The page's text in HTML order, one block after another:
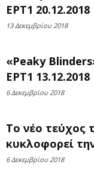
ΕΡΤ1 20.12.2018
13 Δεκεμβρίου 2018
«Peaky
ΕΡΤ1 13.12.2018
6 Δεκεμβρίου 2018
Το νέο τεύχος
κυκλοφορεί
6 Δεκεμβρίου 2018